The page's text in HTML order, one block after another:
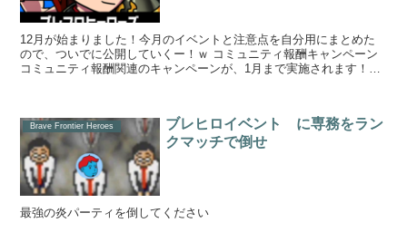
12月が始まりました！今月のイベントと注意点を自分用にまとめた
ので、ついでに公開していくー！ｗ コミュニティ報酬キャンペーン
コミュニティ報酬関連のキャンペーンが、1月まで実施されます！一
Brave Frontier Heroes
ブレヒロイベント に専務をラン
クマッチで倒せ
最強の炎パーティを倒してください